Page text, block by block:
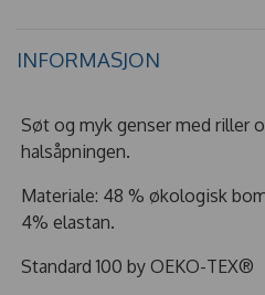
INFORMASJON
Søt og myk genser med riller
halsåpningen.
Materiale: 48 % økologisk
4% elastan.
Standard 100 by OEKO-TEX®